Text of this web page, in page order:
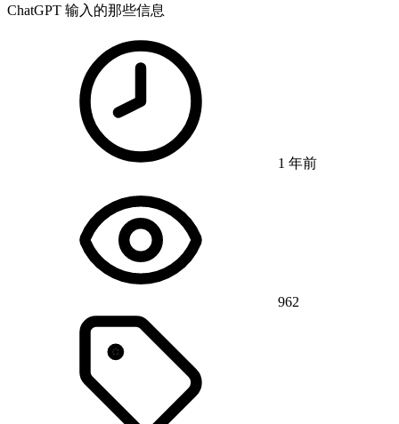
ChatGPT 输入的那些信息
1 年前
962